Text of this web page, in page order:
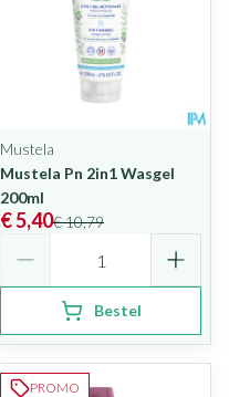
Mustela
Mustela Pn 2in1 Wasgel
200ml
€ 10,79
€ 5,40
Bestel
PROMO